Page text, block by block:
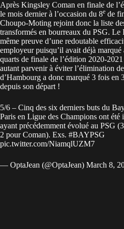
Après Kingsley Coman en finale de
le mois dernier à l’occasion du 8e de
Choupo-Moting rejoint donc la liste
transformés en bourreaux du PSG.
même preuve d’une redoutable
employeur puisqu’il avait déjà marqué
quarts de finale de l’édition 2020-
autant parvenir à éviter l’élimination
d’Hambourg a donc marqué 3 fois en
depuis son départ !
5/6 – Cinq des six derniers buts du
Paris en Ligue des Champions ont été
ayant précédemment évolué au PSG
2 pour Coman). Exs. #BAYPSG
pic.twitter.com/NiamqlUZM7
— OptaJean (@OptaJean) March 8,